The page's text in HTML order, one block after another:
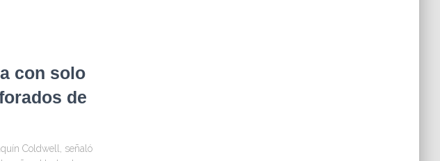
con solo
de
Coldwell, señaló